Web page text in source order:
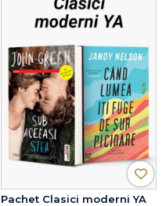
Pachet Clasici moderni YA